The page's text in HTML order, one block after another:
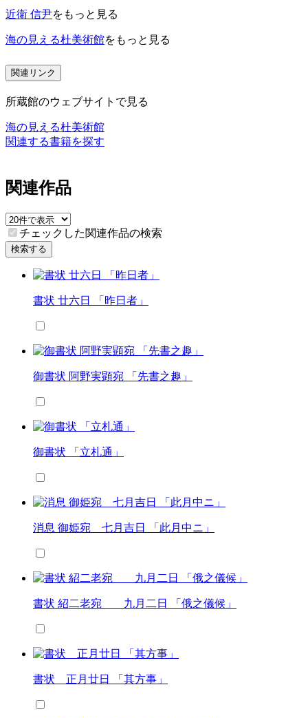
近衛 信尹をもっと見る
海の見える杜美術館をもっと見る
関連リンク
所蔵館のウェブサイトで見る
海の見える杜美術館
関連する書籍を探す
関連作品
チェックした関連作品の検索
検索する
書状 廿六日 「昨日者」
御書状 阿野実顕宛 「先書之趣」
御書状 「立札通」
消息 御姫宛 七月吉日 「此月中ニ」
書状 紹二老宛 九月二日 「俄之儀候」
書状 正月廿日 「其方事」